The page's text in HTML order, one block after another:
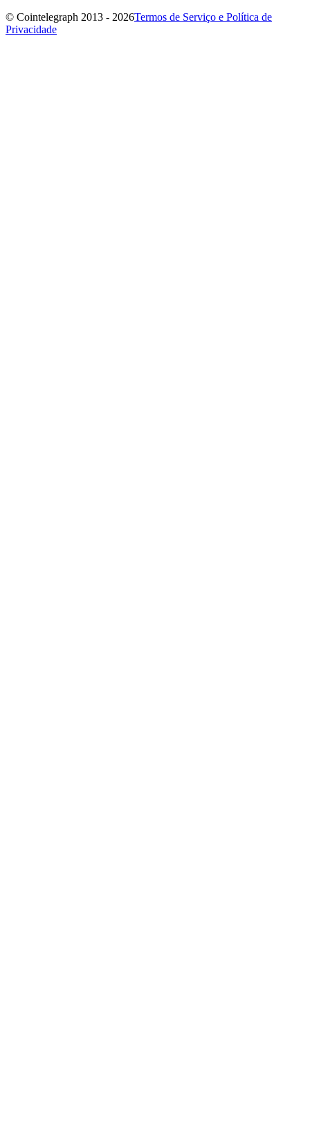
© Cointelegraph 2013 - 2026Termos de Serviço e Política de
Privacidade